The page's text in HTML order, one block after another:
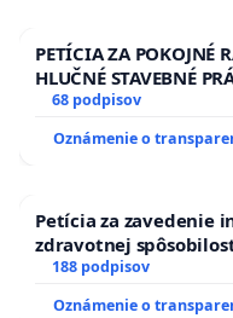
PETÍCIA ZA POKOJNÉ
HLUČNÉ STAVEBNÉ
13.00 HOD., CEZ
HOD. A PRAVIDELNÁ
ĎUMBIERSKEJ/MAGU
68 podpisov
Oznámenie o
Petícia za zavedenie
zdravotnej
pri prijímaní do
188 podpisov
Oznámenie o